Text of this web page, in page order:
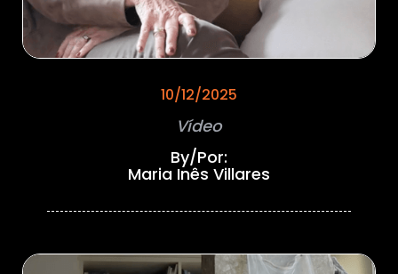
10/12/2025
Vídeo
By/Por:
Maria Inês Villares